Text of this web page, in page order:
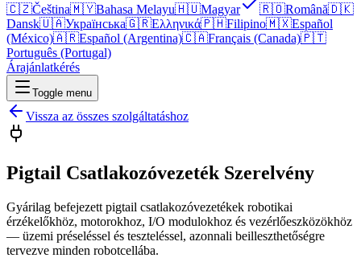
🇨🇿Čeština🇲🇾Bahasa Melayu🇭🇺Magyar 🇷🇴Română🇩🇰
Dansk🇺🇦Українська🇬🇷Ελληνικά🇵🇭Filipino🇲🇽Español
(México)🇦🇷Español (Argentina)🇨🇦Français (Canada)🇵🇹
Português (Portugal)
Árajánlatkérés
Toggle menu
Vissza az összes szolgáltatáshoz
Pigtail Csatlakozóvezeték Szerelvény
Gyárilag befejezett pigtail csatlakozóvezetékek robotikai
érzékelőkhöz, motorokhoz, I/O modulokhoz és vezérlőeszközökhöz
— üzemi préseléssel és teszteléssel, azonnali beilleszthetőségre
tervezve minden robotcellába.